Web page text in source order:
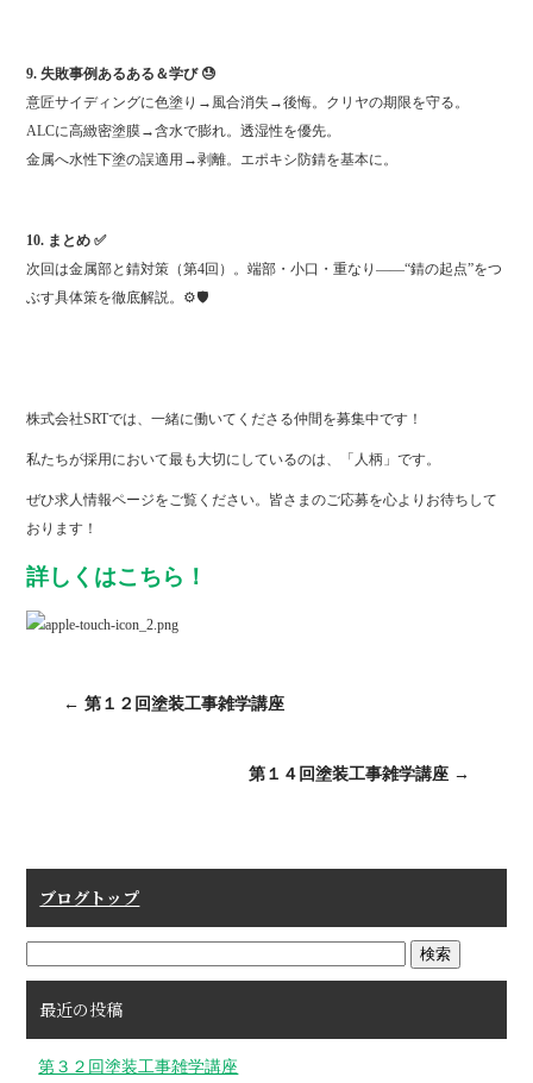
9. 失敗事例あるある＆学び 😓
意匠サイディングに色塗り→風合消失→後悔。クリヤの期限を守る。
ALCに高緻密塗膜→含水で膨れ。透湿性を優先。
金属へ水性下塗の誤適用→剥離。エポキシ防錆を基本に。
10. まとめ ✅
次回は金属部と錆対策（第4回）。端部・小口・重なり——“錆の起点”をつ
ぶす具体策を徹底解説。⚙️🛡️
株式会社SRTでは、一緒に働いてくださる仲間を募集中です！
私たちが採用において最も大切にしているのは、「人柄」です。
ぜひ求人情報ページをご覧ください。皆さまのご応募を心よりお待ちして
おります！
詳しくはこちら！
← 第１２回塗装工事雑学講座
第１４回塗装工事雑学講座 →
ブログトップ
最近の投稿
第３２回塗装工事雑学講座